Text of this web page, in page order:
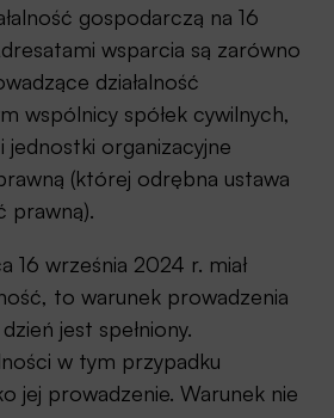
gospodarczą na 16
wsparcia są zarówno
działalność
wspólnicy spółek cywilnych,
jednostki organizacyjne
(której odrębna ustawa
prawną).
16 września 2024 r. miał
to warunek prowadzenia
jest spełniony.
w tym przypadku
jej prowadzenie. Warunek nie